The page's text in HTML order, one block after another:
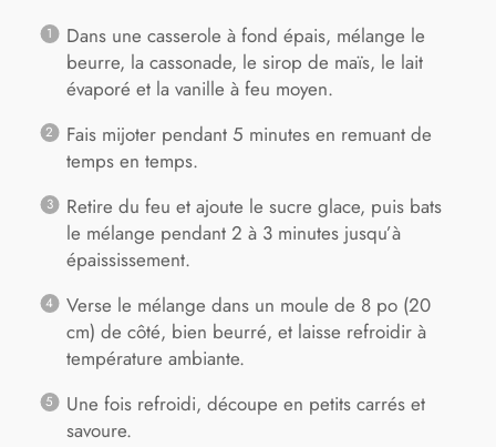
Dans une casserole à fond épais, mélange le
beurre, la cassonade, le sirop de maïs, le lait
évaporé et la vanille à feu moyen.
Fais mijoter pendant 5 minutes en remuant de
temps en temps.
Retire du feu et ajoute le sucre glace, puis bats
le mélange pendant 2 à 3 minutes jusqu’à
épaississement.
Verse le mélange dans un moule de 8 po (20
cm) de côté, bien beurré, et laisse refroidir à
température ambiante.
Une fois refroidi, découpe en petits carrés et
savoure.